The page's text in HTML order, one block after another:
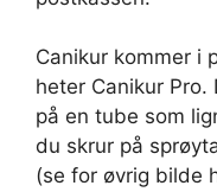
Canikur kommer i
heter Canikur Pro.
på en tube som
du skrur på
(se for øvrig bilde